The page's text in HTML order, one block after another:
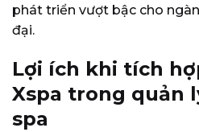
phát triển vượt bậc cho
đại.
Lợi ích khi tích
Xspa trong quản
spa